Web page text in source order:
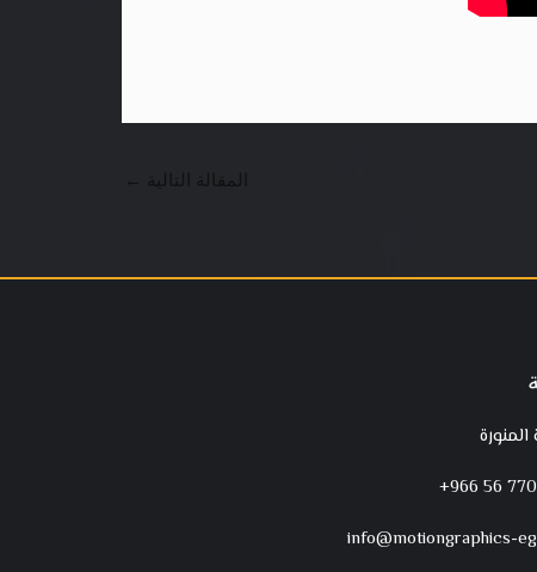
المقالة التالية ←
المنورة
‪+966 56
info@motiongraphics-